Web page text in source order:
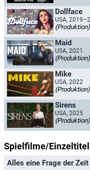
Dollface
USA,
(Produktion)
Maid
USA, 2021
(Produktion)
Mike
USA, 2022
(Produktion)
Sirens
USA, 2025
(Produktion)
Spielfilme/
Alles eine Frage der Zeit